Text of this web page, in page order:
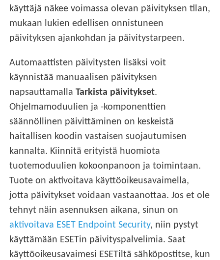
käyttäjä näkee voimassa olevan päivityksen tilan,
mukaan lukien edellisen onnistuneen
päivityksen ajankohdan ja päivitystarpeen.
Automaattisten päivitysten lisäksi voit
käynnistää manuaalisen päivityksen
napsauttamallaTarkista päivitykset.
Ohjelmamoduulien ja -komponenttien
säännöllinen päivittäminen on keskeistä
haitallisen koodin vastaisen suojautumisen
kannalta. Kiinnitä erityistä huomiota
tuotemoduulien kokoonpanoon ja toimintaan.
Tuote on aktivoitava käyttöoikeusavaimella,
jotta päivitykset voidaan vastaanottaa. Jos et ole
tehnyt näin asennuksen aikana, sinun on
aktivoitava ESET Endpoint Security, niin pystyt
käyttämään ESETin päivityspalvelimia. Saat
käyttöoikeusavaimesi ESETiltä sähköpostitse, kun